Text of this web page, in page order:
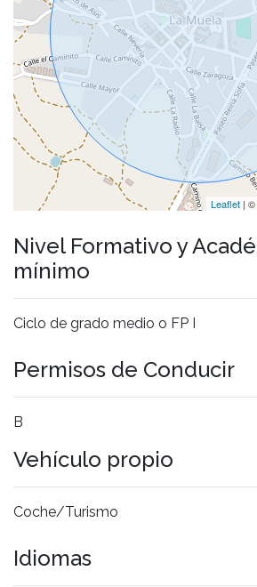
Leaflet | ©
Nivel Formativo y
mínimo
Ciclo de grado medio o FP I
Permisos de Conducir
B
Vehículo propio
Coche/Turismo
Idiomas